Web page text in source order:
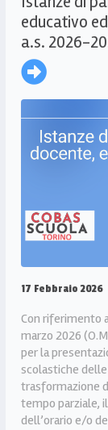
educativo
a.s. 2026-
17 Febbraio 2026
Con riferimento
marzo 2026
per la
scolastiche
trasformazione
tempo parziale,
dell’orario e/o